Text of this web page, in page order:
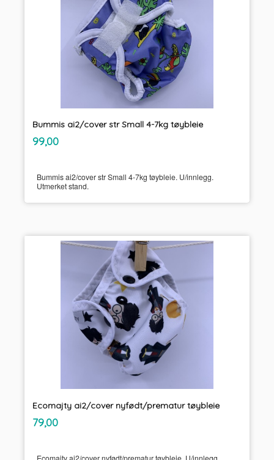
Bummis ai2/cover str Small 4-7kg tøybleie
Pris
99,00mva.
Bummis ai2/cover str Small 4-7kg tøybleie. U/innlegg.
Utmerket stand.
Ecomajty ai2/cover nyfødt/prematur tøybleie
Pris
79,00mva.
Ecomajty ai2/cover nyfødt/prematur tøybleie. U/innlegg.